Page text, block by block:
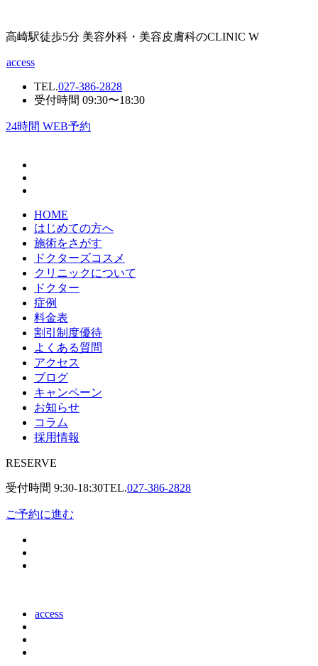
高崎駅徒歩5分 美容外科・美容皮膚科のCLINIC W
access
TEL.027-386-2828
受付時間 09:30〜18:30
24時間 WEB予約
HOME
はじめての方へ
施術をさがす
ドクターズコスメ
クリニックについて
ドクター
症例
料金表
割引制度優待
よくある質問
アクセス
ブログ
キャンペーン
お知らせ
コラム
採用情報
RESERVE
受付時間 9:30-18:30TEL.027-386-2828
ご予約に進む
access